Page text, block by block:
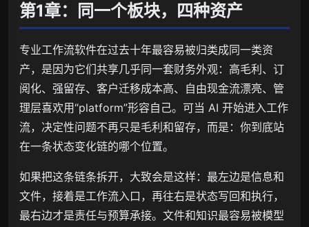
第1章：同一个板块，四种资产
专业工作流软件在过去十年最容易被归类成同一类资
产，是因为它们共享几乎同一套财务外观：高毛利、订
阅化、强留存、客户迁移成本高、自由现金流漂亮、管
理层喜欢用“platform”形容自己。可当 AI 开始进入工作
流，决定性问题不再只是毛利和留存，而是：你到底站
在一条状态变化链的哪个位置。
如果把这条链条拆开，大致会是这样：最左边是信息和
文件，接着是工作流入口，再往右是状态写回和执行，
最右边才是责任与预算承接。文件和知识最容易被模型